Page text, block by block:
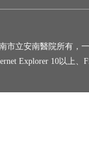
市立安南醫院所有，
Explorer 10以上、